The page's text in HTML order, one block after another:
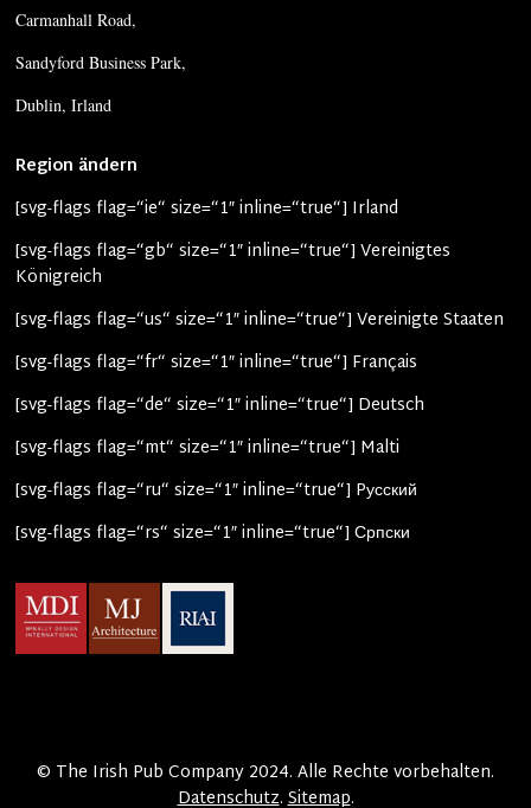
Carmanhall Road,
Sandyford Business Park,
Dublin, Irland
Region ändern
[svg-flags flag=“ie“ size=“1″ inline=“true“] Irland
[svg-flags flag=“gb“ size=“1″ inline=“true“] Vereinigtes
Königreich
[svg-flags flag=“us“ size=“1″ inline=“true“] Vereinigte Staaten
[svg-flags flag=“fr“ size=“1″ inline=“true“] Français
[svg-flags flag=“de“ size=“1″ inline=“true“] Deutsch
[svg-flags flag=“mt“ size=“1″ inline=“true“] Malti
[svg-flags flag=“ru“ size=“1″ inline=“true“] Pусский
[svg-flags flag=“rs“ size=“1″ inline=“true“] Српски
© The Irish Pub Company 2024. Alle Rechte vorbehalten.
Datenschutz.Sitemap.